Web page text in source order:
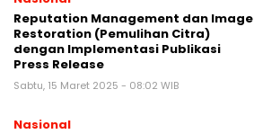
Reputation Management dan Image
Restoration (Pemulihan Citra)
dengan Implementasi Publikasi
Press Release
Sabtu, 15 Maret 2025 - 08:02 WIB
Nasional